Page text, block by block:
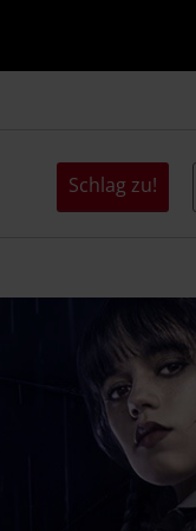
Schlag zu!